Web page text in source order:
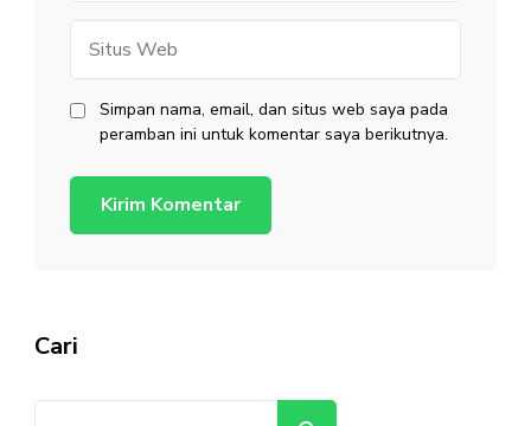
Web
Simpan nama, email, dan situs web saya pada
peramban ini untuk komentar saya berikutnya.
Cari